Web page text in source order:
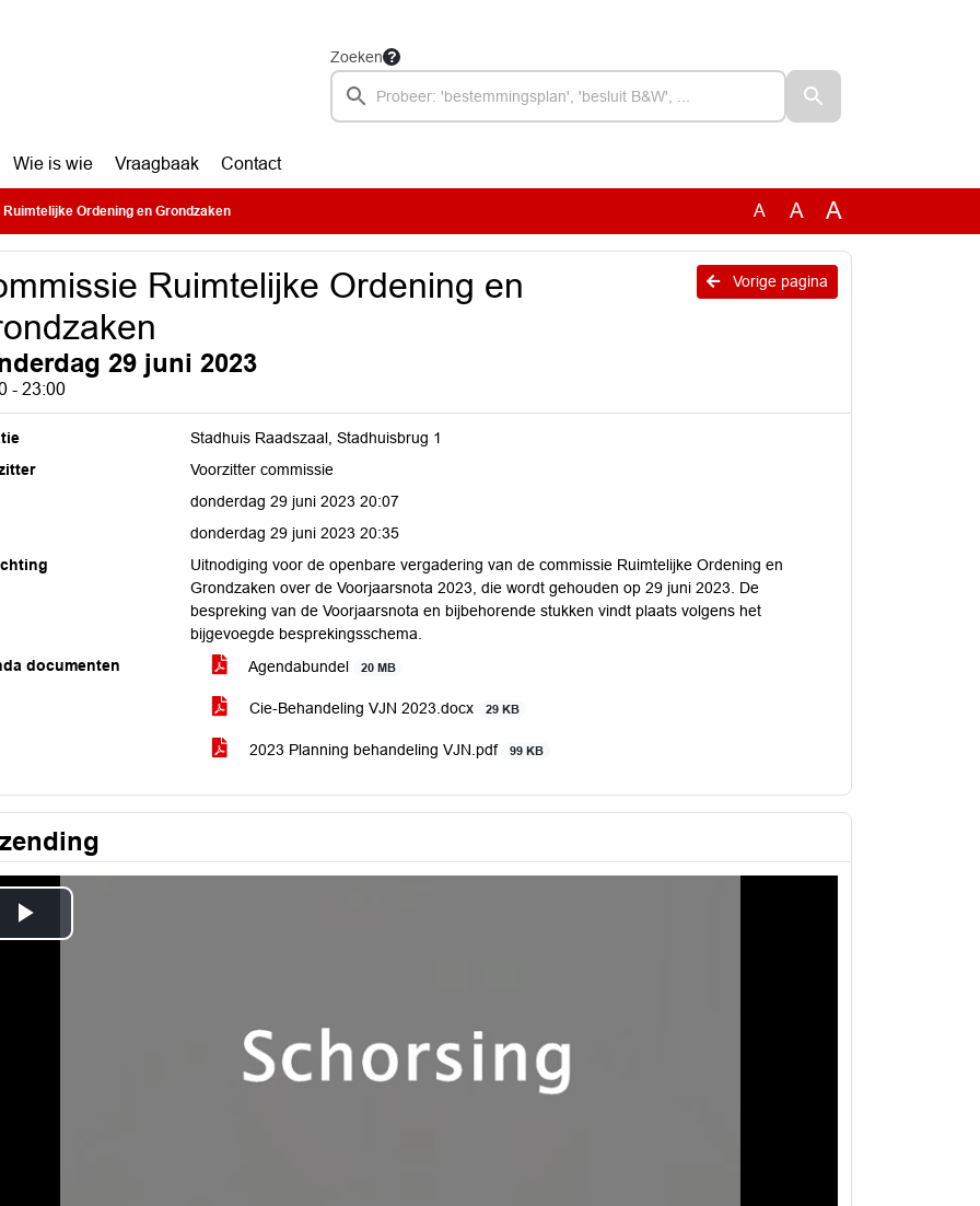
Zoeken
Wie is wie Vraagbaak Contact
Ordening en Grondzaken A A A
Vorige pagina
Ruimtelijke Ordening en
29 juni 2023
- 23:00
Stadhuis Raadszaal, Stadhuisbrug 1
Voorzitter commissie
donderdag 29 juni 2023 20:07
donderdag 29 juni 2023 20:35
Uitnodiging voor de openbare vergadering van de commissie Ruimtelijke Ordening en
Grondzaken over de Voorjaarsnota 2023, die wordt gehouden op 29 juni 2023. De
bespreking van de Voorjaarsnota en bijbehorende stukken vindt plaats volgens het
bijgevoegde besprekingsschema.
documenten
Agendabundel 20 MB
Cie-Behandeling VJN 2023.docx 29 KB
2023 Planning behandeling VJN.pdf 99 KB
Play